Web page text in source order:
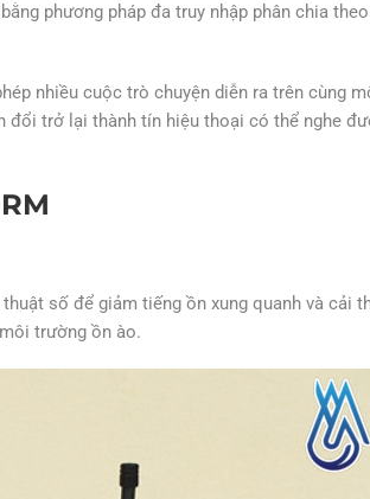
phương pháp đa truy nhập phân chia
nhiều cuộc trò chuyện diễn ra trên cùng
đổi trở lại thành tín hiệu thoại có thể nghe
số để giảm tiếng ồn xung quanh và cải
trường ồn ào.